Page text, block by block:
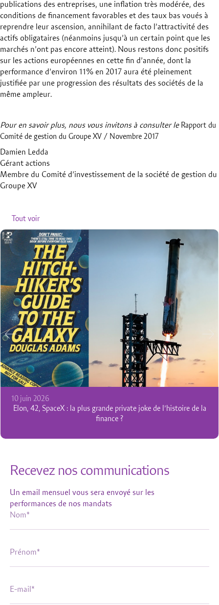
publications des entreprises, une inflation très modérée, des
conditions de financement favorables et des taux bas voués à
reprendre leur ascension, annihilant de facto l’attractivité des
actifs obligataires (néanmoins jusqu’à un certain point que les
marchés n’ont pas encore atteint). Nous restons donc positifs
sur les actions européennes en cette fin d’année, dont la
performance d’environ 11% en 2017 aura été pleinement
justifiée par une progression des résultats des sociétés de la
même ampleur.
Pour en savoir plus, nous vous invitons à consulter leRapport du
Comité de gestion du Groupe XV / Novembre 2017
Damien Ledda
Gérant actions
Membre du Comité d’investissement de la société de gestion du
Groupe XV
Tout voir
20 mai 2026
L’or redevient monnaie des monnaie
Recevez nos communications
Un email mensuel vous sera envoyé sur les
performances de nos mandats